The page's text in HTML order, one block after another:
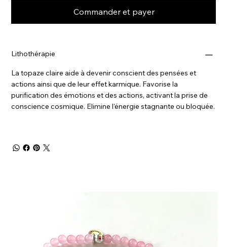
Commander et payer
Lithothérapie
La topaze claire aide à devenir conscient des pensées et
actions ainsi que de leur effet karmique. Favorise la
purification des émotions et des actions, activant la prise de
conscience cosmique. Elimine l'énergie stagnante ou bloquée.